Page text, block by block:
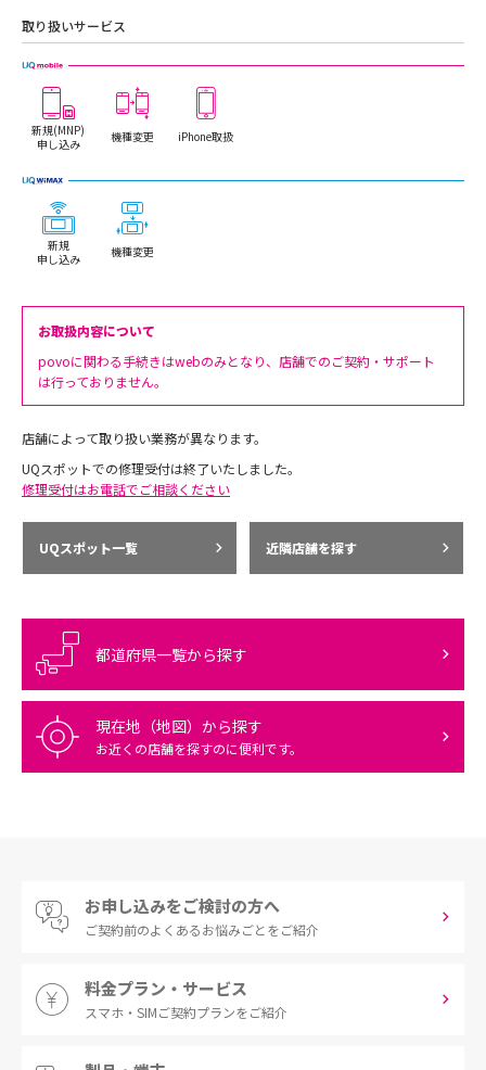
取り扱いサービス
新規(MNP)
申し込み
機種変更 iPhone取扱
新規
申し込み
機種変更
お取扱内容について
povoに関わる手続きはwebのみとなり、店舗でのご契約・サポート
は行っておりません。
店舗によって取り扱い業務が異なります。
UQスポットでの修理受付は終了いたしました。
修理受付はお電話でご相談ください
UQスポット一覧 近隣店舗を探す
都道府県一覧から探す
現在地（地図）から探す
お近くの店舗を探すのに便利です。
お申し込みをご検討の方へ
ご契約前のよくあるお悩みごとをご紹介
料金プラン・サービス
スマホ・SIMご契約プランをご紹介